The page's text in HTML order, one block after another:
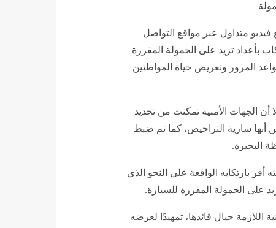
فيديو متداول عبر مواقع التواصل
بأعداد تزيد على الحمولة المقررة
المرور وتعريض حياة المواطنين
الجهات الأمنية تمكنت من تحديد
أنها سارية التراخيص، كما تم ضبط
البحيرة.
بارتكابه الواقعة على النحو الذي
على الحمولة المقررة للسيارة.
اللازمة حيال قائدها، تمهيدًا لعرضه